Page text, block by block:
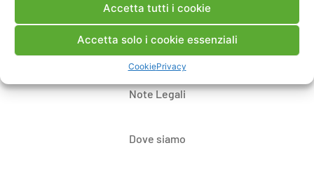
Accetta tutti i cookie
Accetta solo i cookie essenziali
CookiePrivacy
Note Legali
Dove siamo